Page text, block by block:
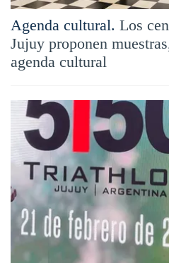
Agenda cultural. Los
Jujuy proponen
agenda cultural